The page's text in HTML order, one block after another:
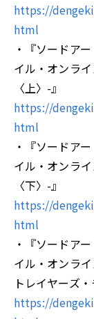
https://
html
・『ソードア
イル・オンラ
〈上〉-』
https://
html
・『ソードア
イル・オンラ
〈下〉-』
https://
html
・『ソードア
イル・オンラ
トレイヤーズ
https://